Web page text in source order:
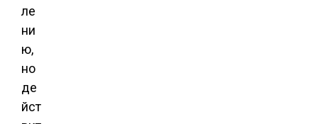
ле
ни
ю,
но
де
йст